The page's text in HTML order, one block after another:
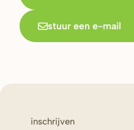
stuur een e-mail
inschrijven